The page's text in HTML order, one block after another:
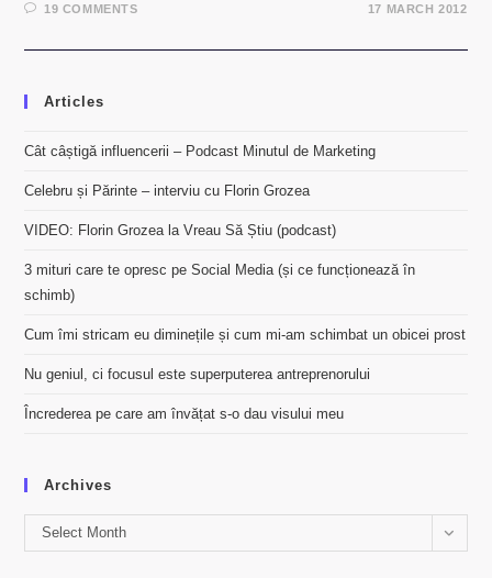
19 COMMENTS 17 MARCH 2012
Articles
Cât câștigă influencerii – Podcast Minutul de Marketing
Celebru și Părinte – interviu cu Florin Grozea
VIDEO: Florin Grozea la Vreau Să Știu (podcast)
3 mituri care te opresc pe Social Media (și ce funcționează în
schimb)
Cum îmi stricam eu diminețile și cum mi-am schimbat un obicei prost
Nu geniul, ci focusul este superputerea antreprenorului
Încrederea pe care am învățat s-o dau visului meu
Archives
Archives
Select Month